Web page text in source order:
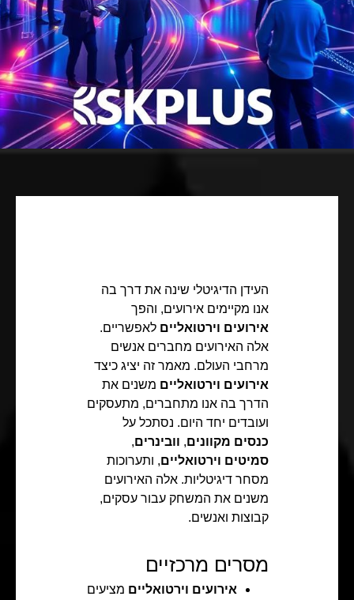
העידן הדיגיטלי שינה את דרך בה
אנו מקיימים אירועים, והפך
אירועים וירטואלייםלאפשריים.
אלה האירועים מחברים אנשים
מרחבי העולם. מאמר זה יציג כיצד
אירועים וירטואלייםמשנים את
הדרך בה אנו מתחברים, מתעסקים
ועובדים יחד היום. נסתכל על
כנסים מקוונים,וובינרים,
סמיטים וירטואליים, ותערוכות
מסחר דיגיטליות. אלה האירועים
משנים את המשחק עבור עסקים,
קבוצות ואנשים.
מסרים מרכזיים
אירועים וירטואלייםמציעים